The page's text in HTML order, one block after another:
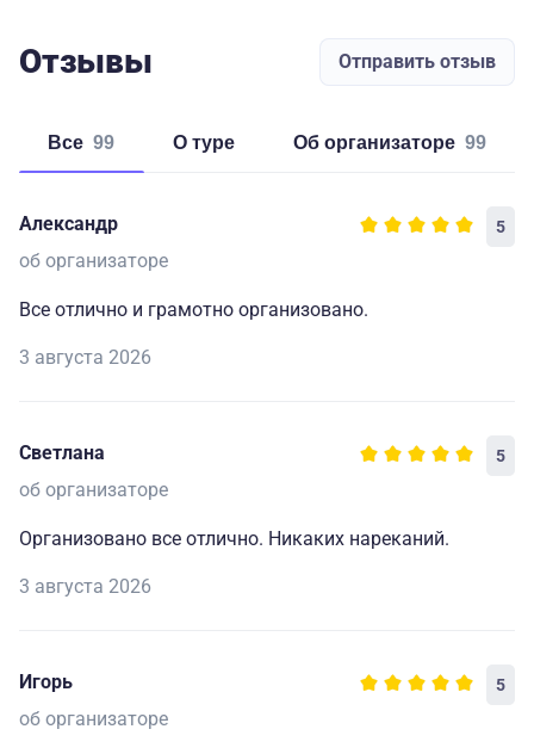
Отзывы Отправить отзыв
Все 99 о туре об организаторе 99
Александр 5
об организаторе
Все отлично и грамотно организовано.
3 августа 2026
Светлана 5
об организаторе
Организовано все отлично. Никаких нареканий.
3 августа 2026
Игорь 5
об организаторе